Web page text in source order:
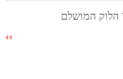
הלוק המושלם